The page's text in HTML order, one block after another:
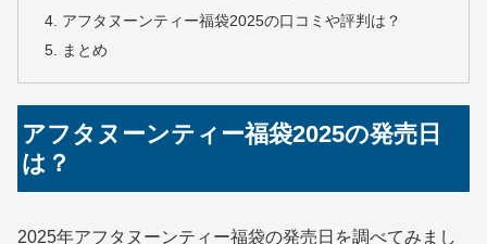
アフタヌーンティー福袋2025の口コミや評判は？
まとめ
アフタヌーンティー福袋2025の発売日
は？
2025年アフタヌーンティー福袋の発売日を調べてみまし